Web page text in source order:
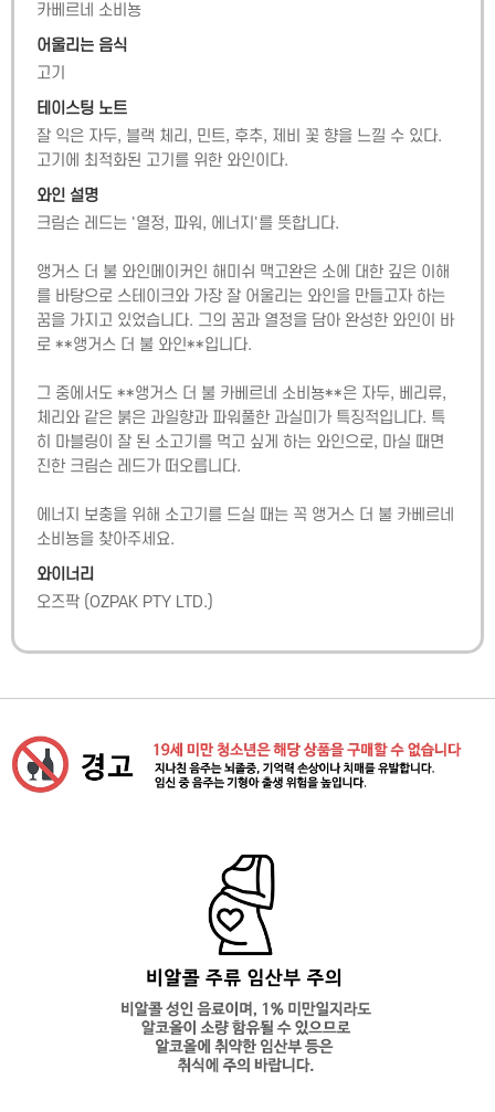
카베르네 소비뇽
어울리는 음식
고기
테이스팅 노트
잘 익은 자두, 블랙 체리, 민트, 후추, 제비 꽃 향을 느낄 수 있다.
고기에 최적화된 고기를 위한 와인이다.
와인 설명
크림슨 레드는 '열정, 파워, 에너지'를 뜻합니다.
앵거스 더 불 와인메이커인 해미쉬 맥고완은 소에 대한 깊은 이해
를 바탕으로 스테이크와 가장 잘 어울리는 와인을 만들고자 하는
꿈을 가지고 있었습니다. 그의 꿈과 열정을 담아 완성한 와인이 바
로 **앵거스 더 불 와인**입니다.
그 중에서도 **앵거스 더 불 카베르네 소비뇽**은 자두, 베리류,
체리와 같은 붉은 과일향과 파워풀한 과실미가 특징적입니다. 특
히 마블링이 잘 된 소고기를 먹고 싶게 하는 와인으로, 마실 때면
진한 크림슨 레드가 떠오릅니다.
에너지 보충을 위해 소고기를 드실 때는 꼭 앵거스 더 불 카베르네
소비뇽을 찾아주세요.
와이너리
오즈팍 (OZPAK PTY LTD.)